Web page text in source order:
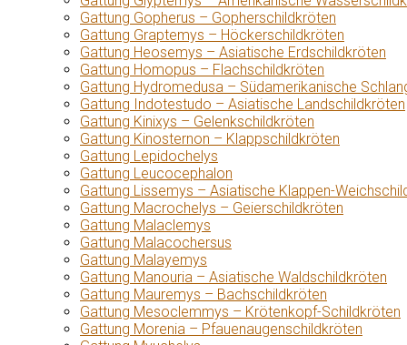
Gattung Gopherus – Gopherschildkröten
Gattung Graptemys – Höckerschildkröten
Gattung Heosemys – Asiatische Erdschildkröten
Gattung Homopus – Flachschildkröten
Gattung Hydromedusa – Südamerikanische
Gattung Indotestudo – Asiatische Landschildkröten
Gattung Kinixys – Gelenkschildkröten
Gattung Kinosternon – Klappschildkröten
Gattung Lepidochelys
Gattung Leucocephalon
Gattung Lissemys – Asiatische Klappen-
Gattung Macrochelys – Geierschildkröten
Gattung Malaclemys
Gattung Malacochersus
Gattung Malayemys
Gattung Manouria – Asiatische Waldschildkröten
Gattung Mauremys – Bachschildkröten
Gattung Mesoclemmys – Krötenkopf-Schildkröten
Gattung Morenia – Pfauenaugenschildkröten